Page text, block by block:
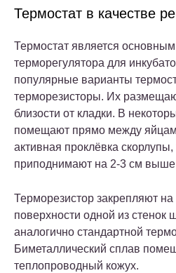
Термостат в качестве
Термостат является
терморегулятора для
популярные варианты
терморезисторы. Их
близости от кладки. В
помещают прямо между
активная проклёвка скорлупы,
приподнимают на 2-3 см выше
Терморезистор закрепляют на
поверхности одной из стенок
аналогично стандартной
Биметаллический сплав
теплопроводный кожух.